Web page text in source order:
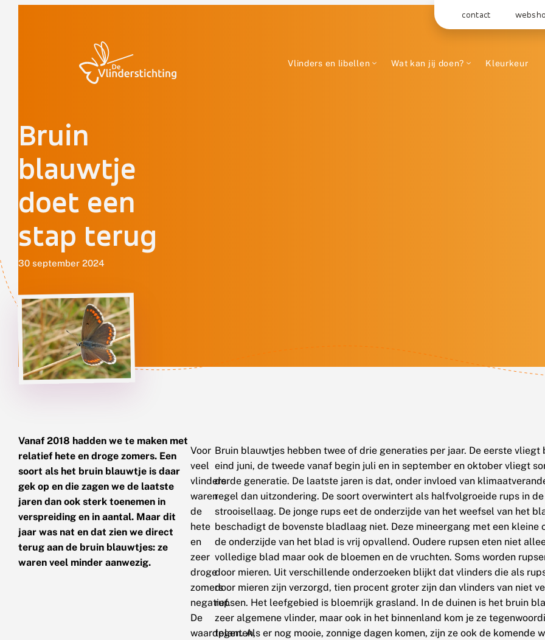
contact
Vlinders en libellen Wat kan jij doen? Kleurkeur
Bruin
blauwtje
doet een
stap terug
30 september 2024
Vanaf 2018 hadden we te maken met
relatief hete en droge zomers. Een
soort als het bruin blauwtje is daar
gek op en die zagen we de laatste
jaren dan ook sterk toenemen in
verspreiding en in aantal. Maar dit
jaar was nat en dat zien we direct
terug aan de bruin blauwtjes: ze
waren veel minder aanwezig.
Voor
veel
vlinders
waren
de
hete
en
zeer
droge
zomers
negatief.
De
waardplanten,
Bruin blauwtjes hebben twee of drie generaties per jaar. De eerste vliegt
eind juni, de tweede vanaf begin juli en in september en oktober vliegt
derde generatie. De laatste jaren is dat, onder invloed van
regel dan uitzondering. De soort overwintert als halfvolgroeide rups in de
strooisellaag. De jonge rups eet de onderzijde van het weefsel van het
beschadigt de bovenste bladlaag niet. Deze mineergang met een kleine
de onderzijde van het blad is vrij opvallend. Oudere rupsen eten niet
volledige blad maar ook de bloemen en de vruchten. Soms worden
door mieren. Uit verschillende onderzoeken blijkt dat vlinders die als
door mieren zijn verzorgd, tien procent groter zijn dan vlinders van niet
rupsen. Het leefgebied is bloemrijk grasland. In de duinen is het bruin
zeer algemene vlinder, maar ook in het binnenland kom je ze
tegen. Als er nog mooie, zonnige dagen komen, zijn ze ook de komende